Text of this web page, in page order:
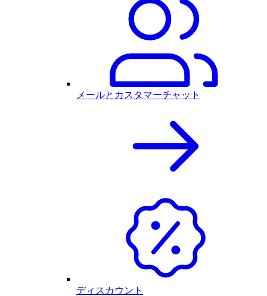
メールとカスタマーチャット
ディスカウント